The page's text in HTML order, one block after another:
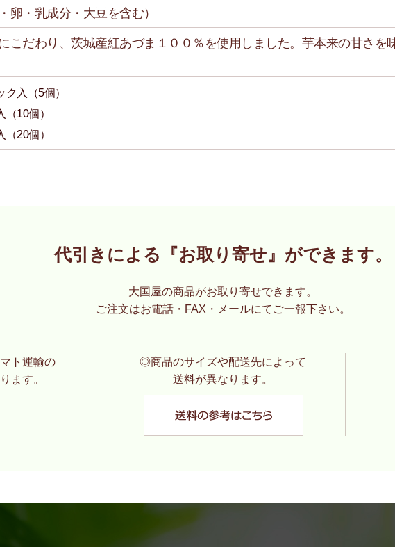
卵・乳成分・大豆を含む）
こだわり、茨城産紅あづま１００％を使用しました。芋本来の甘さを
入（5個）
10個）
20個）
代引きによる『お取り寄せ』ができます。
大国屋の商品がお取り寄せできます。
ご注文はお電話・FAX・メールにてご一報下さい。
ト運輸の
ます。
◎商品のサイズや配送先によって
送料が異なります。